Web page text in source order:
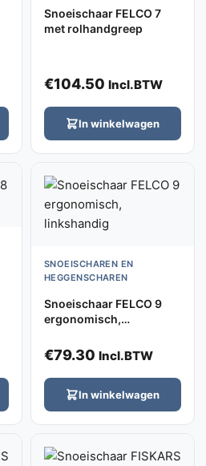
Snoeischaar FELCO 7
met rolhandgreep
€104.50 Incl.BTW
In winkelwagen
SNOEISCHAREN EN
HEGGENSCHAREN
Snoeischaar FELCO 9
ergonomisch,
€79.30 Incl.BTW
In winkelwagen